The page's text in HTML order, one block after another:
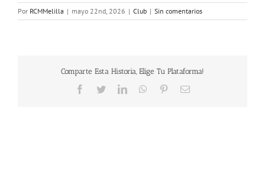
Por RCMMelilla | mayo 22nd, 2026 | Club | Sin comentarios
Comparte Esta Historia, Elige Tu Plataforma!
Facebook
TwitterLinkedInWhatsApp
PinterestCorreo